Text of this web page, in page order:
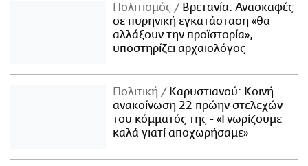
Πολιτισμός
Βρετανία: Ανασκαφές
σε πυρηνική εγκατάσταση «θα
αλλάξουν την προϊστορία»,
υποστηρίζει αρχαιολόγος
Πολιτική
Καρυστιανού: Κοινή
ανακοίνωση 22 πρώην στελεχών
του κόμματός της - «Γνωρίζουμε
καλά γιατί αποχωρήσαμε»